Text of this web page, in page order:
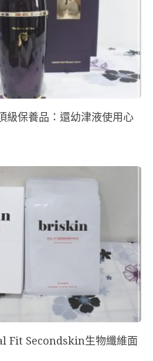
保養品：還幼津液使用心
Secondskin生物纖維面